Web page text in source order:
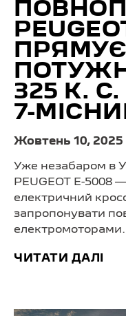
325 К.
7-
Жовтень 10, 2025
Уже незабаром в
PEUGEOT E-5008
електричний
запропонувати
електромоторами.
ЧИТАТИ ДАЛІ